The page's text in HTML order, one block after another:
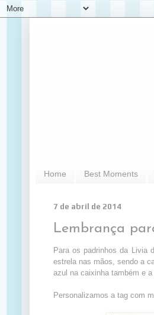
Home Best Moments
7 de abril de 2014
Lembrança
Para os padrinhos da Livia
estrela nas mãos, sendo a
azul na caixinha também e
Personalizamos a tag com